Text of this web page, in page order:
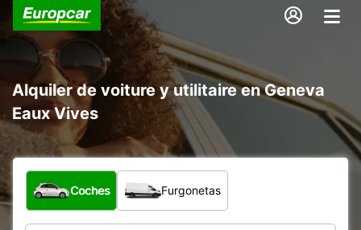
Alquiler de voiture y utilitaire en Geneva
Eaux Vives
¿Qué tipo de vehículo?
Coches Furgonetas